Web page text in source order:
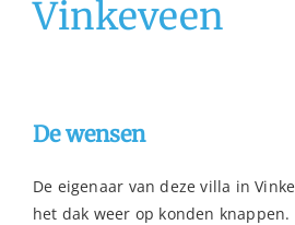
Vinkeveen
De wensen
De eigenaar van deze villa in
het dak weer op konden knappen.